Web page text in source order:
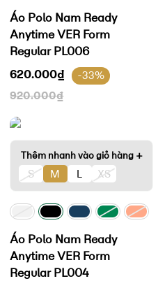
Áo Polo Nam Ready
Anytime VER Form
Regular PL006
620.000₫ -33%
920.000₫
Thêm nhanh vào giỏ hàng +
S M L XS
Áo Polo Nam Ready
Anytime VER Form
Regular PL004